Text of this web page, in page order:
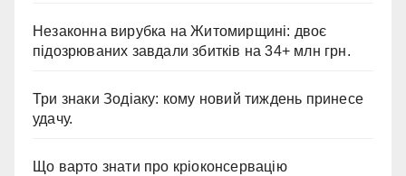
Незаконна вирубка на Житомирщині: двоє
підозрюваних завдали збитків на 34+ млн грн.
Три знаки Зодіаку: кому новий тиждень принесе
удачу.
Що варто знати про кріоконсервацію